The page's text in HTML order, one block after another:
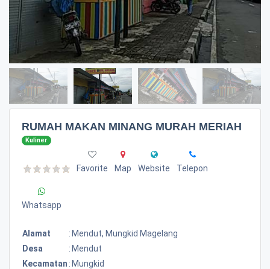
RUMAH MAKAN MINANG MURAH MERIAH
Kuliner
Favorite Map Website Telepon
Whatsapp
Alamat : Mendut, Mungkid Magelang
Desa
: Mendut
Kecamatan : Mungkid